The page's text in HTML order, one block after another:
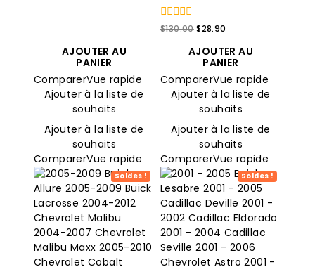
AJOUTER AU
PANIER
ComparerVue rapide
Ajouter à la liste de
souhaits
0
$130.00Le
original
était
:
$130.00.
$28.90
actuel
est
:
$28.90.
AJOUTER AU
PANIER
ComparerVue rapide
Ajouter à la liste de
souhaits
Ajouter à la liste de
souhaits
ComparerVue rapide
Soldes !
Ajouter à la liste de
souhaits
ComparerVue rapide
Soldes !